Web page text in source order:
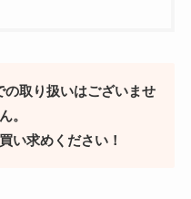
取り扱いはございませ
ん。
い求めください！